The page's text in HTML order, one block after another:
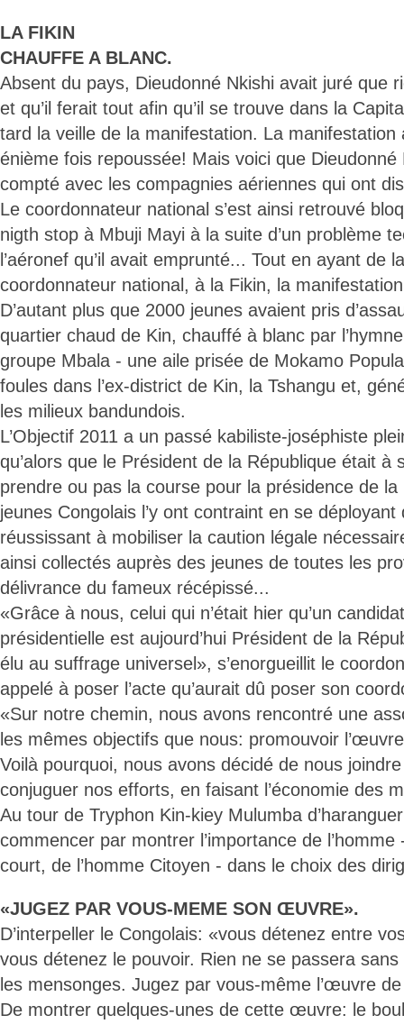
LA FIKIN
CHAUFFE A BLANC.
Absent du pays, Dieudonné Nkishi avait juré que
et qu’il ferait tout afin qu’il se trouve dans la
tard la veille de la manifestation. La manifestation
énième fois repoussée! Mais voici que Dieudonné
compté avec les compagnies aériennes qui ont
Le coordonnateur national s’est ainsi retrouvé
nigth stop à Mbuji Mayi à la suite d’un problème
l’aéronef qu’il avait emprunté... Tout en ayant de
coordonnateur national, à la Fikin, la
D’autant plus que 2000 jeunes avaient pris
quartier chaud de Kin, chauffé à blanc par
groupe Mbala - une aile prisée de Mokamo
foules dans l’ex-district de Kin, la Tshangu et,
les milieux bandundois.
L’Objectif 2011 a un passé kabiliste-joséphiste
qu’alors que le Président de la République était à
prendre ou pas la course pour la présidence de la
jeunes Congolais l’y ont contraint en se déployant
réussissant à mobiliser la caution légale
ainsi collectés auprès des jeunes de toutes les
délivrance du fameux récépissé...
«Grâce à nous, celui qui n’était hier qu’un
présidentielle est aujourd’hui Président de la
élu au suffrage universel», s’enorgueillit le
appelé à poser l’acte qu’aurait dû poser son
«Sur notre chemin, nous avons rencontré une
les mêmes objectifs que nous: promouvoir
Voilà pourquoi, nous avons décidé de nous
conjuguer nos efforts, en faisant l’économie des
Au tour de Tryphon Kin-kiey Mulumba
commencer par montrer l’importance de l’homme
court, de l’homme Citoyen - dans le choix des
«JUGEZ PAR VOUS-MEME SON ŒUVRE».
D’interpeller le Congolais: «vous détenez entre
vous détenez le pouvoir. Rien ne se passera sans
les mensonges. Jugez par vous-même l’œuvre
De montrer quelques-unes de cette œuvre: le